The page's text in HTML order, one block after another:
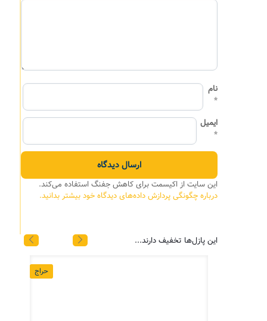
نام
*
ایمیل
*
این سایت از اکیسمت برای کاهش جفنگ استفاده می‌کند.
درباره چگونگی پردازش داده‌های دیدگاه خود بیشتر بدانید.
این پازل‌ها تخفیف دارند...
حراج